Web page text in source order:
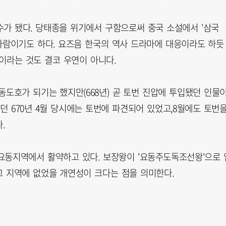
됐다. 당태종을 위기에서 구함으로써 중국 소설에서 '삼국
이기도 하다. 요즈음 한국의 역사 드라마에 대응이라도 하듯
라는 것도 결코 우연이 아니다.
호가 되기는 했지만(668년) 곧 토번 진압에 투입됐던 인물이
670년 4월 당시에는 토번에 파견되어 있었고,8월에도 토번
.
지역에서 활약하고 있다. 보장왕이 '요동주도독조선왕'으로
역에 없었을 개연성이 크다는 점을 의미한다.